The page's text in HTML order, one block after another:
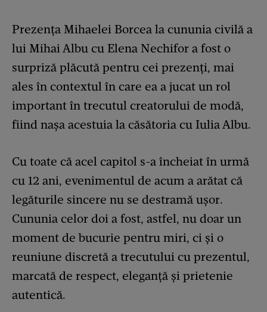
Prezența Mihaelei Borcea la cununia civilă a
lui Mihai Albu cu Elena Nechifor a fost o
surpriză plăcută pentru cei prezenți, mai
ales în contextul în care ea a jucat un rol
important în trecutul creatorului de modă,
fiind nașa acestuia la căsătoria cu Iulia Albu.
Cu toate că acel capitol s-a încheiat în urmă
cu 12 ani, evenimentul de acum a arătat că
legăturile sincere nu se destramă ușor.
Cununia celor doi a fost, astfel, nu doar un
moment de bucurie pentru miri, ci și o
reuniune discretă a trecutului cu prezentul,
marcată de respect, eleganță și prietenie
autentică.